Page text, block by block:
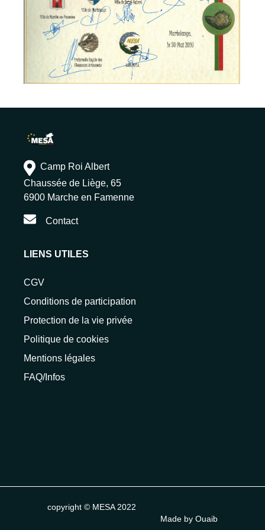
Camp Roi Albert
Chaussée de Liège, 65
6900 Marche en Famenne
Contact
LIENS UTILES
CGV
Conditions de participation
Protection de la vie privée
Politique de cookies
Mentions légales
FAQ/Infos
copyright © MESA 2022
Made by Ouaib